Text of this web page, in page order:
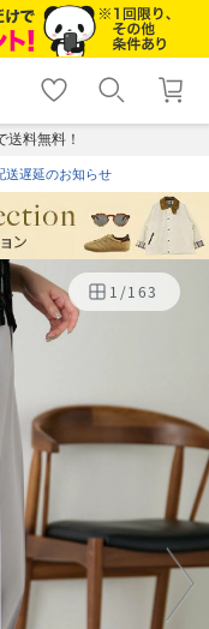
shopping_cart lock_outline
ログイン
料無料！
送遅延のお知らせ
1 /163